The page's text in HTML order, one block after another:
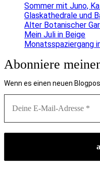
Sommer mit Juno,
Glaskathedrale und
Alter Botanischer
Mein Juli in Beige
Monatsspaziergang
Abonniere
Wenn es einen neuen